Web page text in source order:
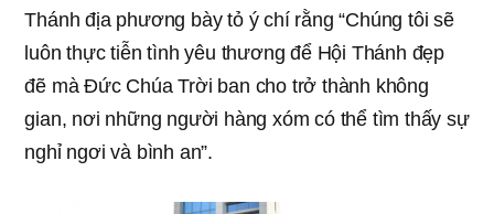
Thánh địa phương bày tỏ ý chí rằng “Chúng tôi sẽ
luôn thực tiễn tình yêu thương để Hội Thánh đẹp
đẽ mà Đức Chúa Trời ban cho trở thành không
gian, nơi những người hàng xóm có thể tìm thấy sự
nghỉ ngơi và bình an”.